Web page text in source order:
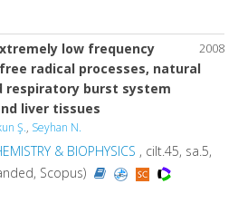
2008
low frequency
radical processes, natural
respiratory burst system
liver tissues
Ş., Seyhan N.
& BIOPHYSICS , cilt.45, sa.5,
Scopus)